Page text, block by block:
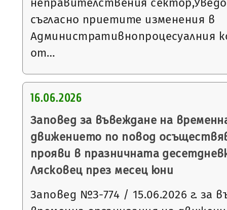
неправителствения
съгласно приетите изменения в
Административнопроцесуалния
от…
16.06.2026
Заповед за въвеждане на
движението по повод
прояви в празничната
Лясковец през месец юни
Заповед №З-774 / 15.06.2026 г. за